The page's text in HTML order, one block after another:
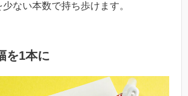
ない本数で持ち歩けます。
を1本に